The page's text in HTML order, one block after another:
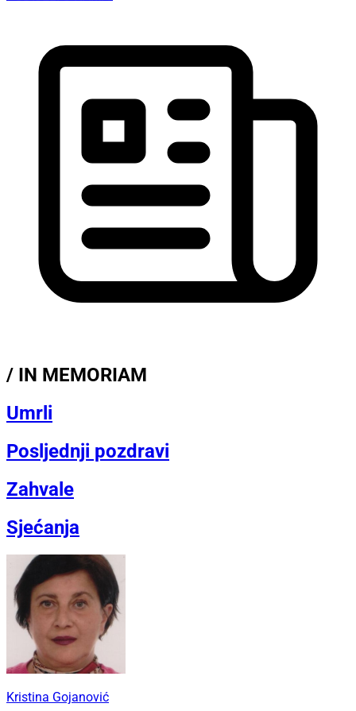
/ IN MEMORIAM
Umrli
Posljednji pozdravi
Zahvale
Sjećanja
Kristina Gojanović